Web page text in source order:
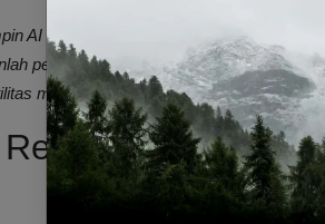
AI memang tidak peka dengan
penyebab utama sentimen anti-AI.
mereka."— Caroline Orr Bueno, Ph.D
Terhadap